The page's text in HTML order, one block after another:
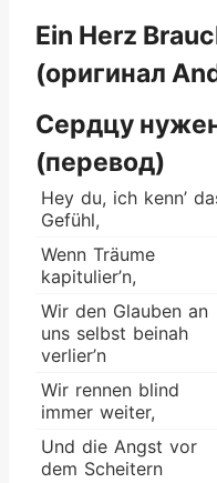
Ein Herz
(оригинал
Сердцу
(перевод)
Hey du, ich kenn’
Gefühl,
Wenn Träume
kapitulier’n,
Wir den Glauben an
uns selbst beinah
verlier’n
Wir rennen blind
immer weiter,
Und die Angst vor
dem Scheitern